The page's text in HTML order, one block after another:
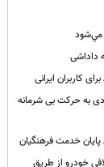
مي‌شود
داداشی
به حرکت بی شرمانه
خودرو از طریق